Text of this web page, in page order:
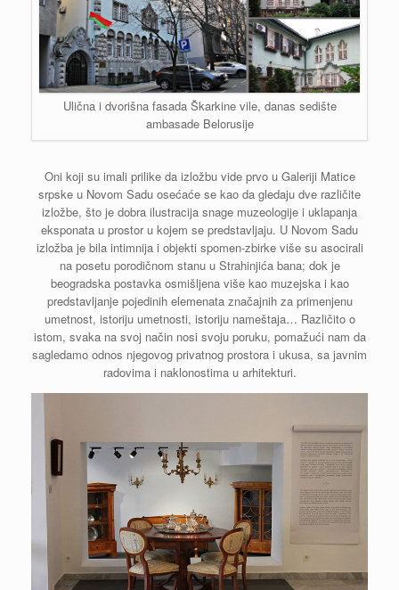
Ulična i dvorišna fasada Škarkine vile, danas sedište
ambasade Belorusije
Oni koji su imali prilike da izložbu vide prvo u Galeriji Matice
srpske u Novom Sadu osećaće se kao da gledaju dve različite
izložbe, što je dobra ilustracija snage muzeologije i uklapanja
eksponata u prostor u kojem se predstavljaju. U Novom Sadu
izložba je bila intimnija i objekti spomen-zbirke više su asocirali
na posetu porodičnom stanu u Strahinjića bana; dok je
beogradska postavka osmišljena više kao muzejska i kao
predstavljanje pojedinih elemenata značajnih za primenjenu
umetnost, istoriju umetnosti, istoriju nameštaja… Različito o
istom, svaka na svoj način nosi svoju poruku, pomažući nam da
sagledamo odnos njegovog privatnog prostora i ukusa, sa javnim
radovima i naklonostima u arhitekturi.